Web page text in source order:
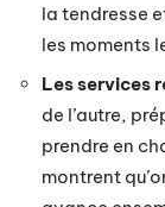
la tendresse
les moments
Les services
de l’autre,
prendre en
montrent